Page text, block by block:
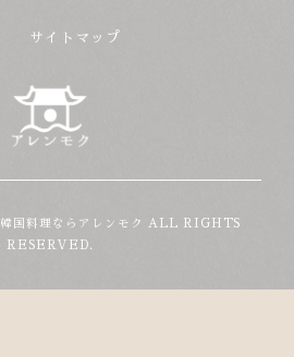
サイトマップ
国料理ならアレンモク ALL RIGHTS
RESERVED.